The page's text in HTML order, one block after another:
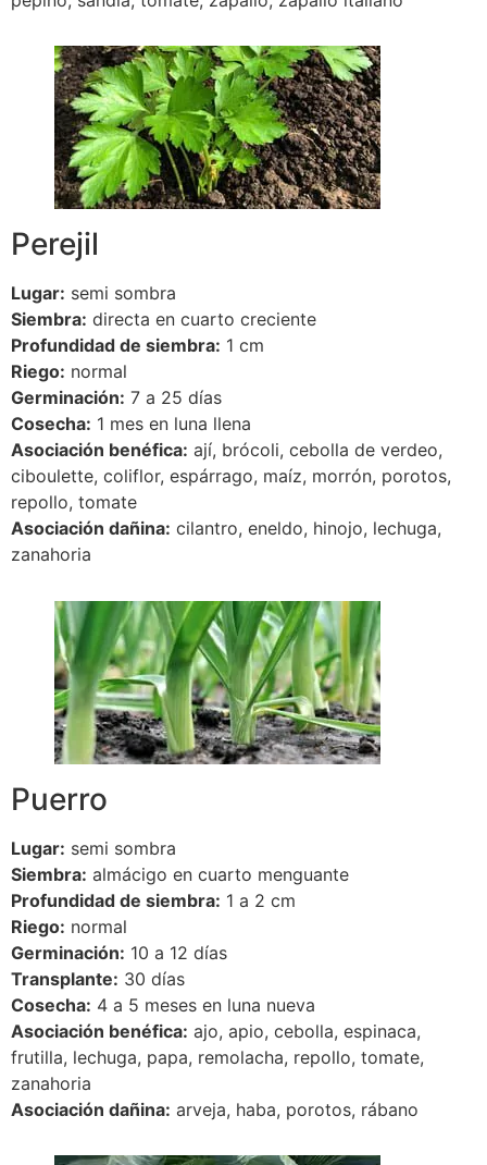
Perejil
Lugar: semi sombra
Siembra: directa en cuarto creciente
Profundidad de siembra: 1 cm
Riego: normal
Germinación: 7 a 25 días
Cosecha: 1 mes en luna llena
Asociación benéfica: ají, brócoli, cebolla de verdeo,
ciboulette, coliflor, espárrago, maíz, morrón, porotos,
repollo, tomate
Asociación dañina: cilantro, eneldo, hinojo, lechuga,
zanahoria
Puerro
Lugar: semi sombra
Siembra: almácigo en cuarto menguante
Profundidad de siembra: 1 a 2 cm
Riego: normal
Germinación: 10 a 12 días
Transplante: 30 días
Cosecha: 4 a 5 meses en luna nueva
Asociación benéfica: ajo, apio, cebolla, espinaca,
frutilla, lechuga, papa, remolacha, repollo, tomate,
zanahoria
Asociación dañina: arveja, haba, porotos, rábano